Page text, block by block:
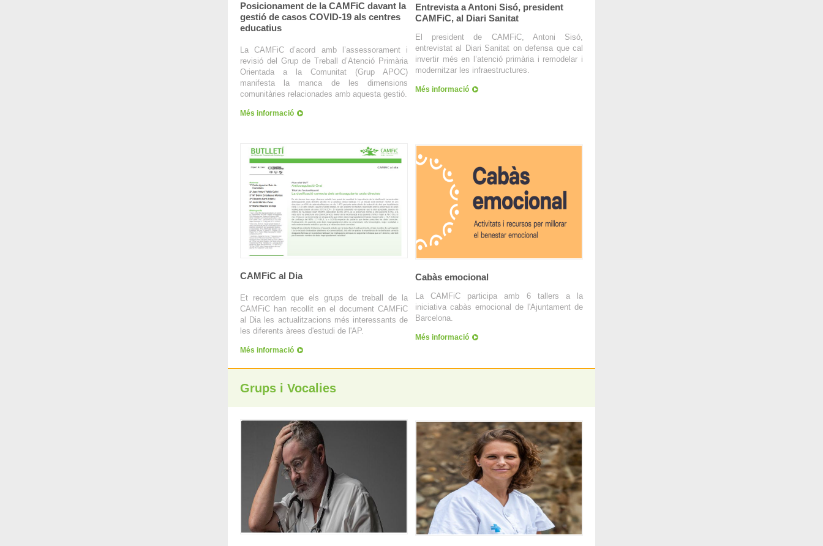
Posicionament de la CAMFiC davant la
gestió de casos COVID-19 als centres
educatius
La CAMFiC d’acord amb l’assessorament i
revisió del Grup de Treball d’Atenció Primària
Orientada a la Comunitat (Grup APOC)
manifesta la manca de les dimensions
comunitàries relacionades amb aquesta gestió.
Més informació
Entrevista a Antoni Sisó, president
CAMFiC, al Diari Sanitat
El president de CAMFiC, Antoni Sisó,
entrevistat al Diari Sanitat on defensa que cal
invertir més en l’atenció primària i remodelar i
modernitzar les infraestructures.
Més informació
CAMFiC al Dia
Et recordem que els grups de treball de la
CAMFiC han recollit en el document CAMFiC
al Dia les actualitzacions més interessants de
les diferents àrees d'estudi de l'AP.
Més informació
Cabàs emocional
La CAMFiC participa amb 6 tallers a la
iniciativa cabàs emocional de l'Ajuntament de
Barcelona.
Més informació
Grups i Vocalies